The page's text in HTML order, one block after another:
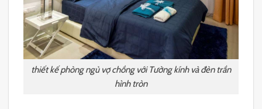
thiết kế phòng ngủ vợ chồng với Tường kính và đèn trần
hình tròn